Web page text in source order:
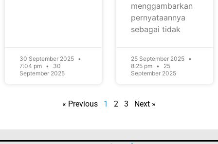
30 September 2025
7:04 pm
30
September 2025
menggambarkan
pernyataannya
sebagai tidak
25 September 2025
8:25 pm
25
September 2025
« Previous 1 2 3 Next »